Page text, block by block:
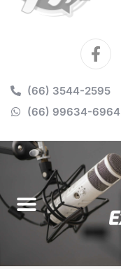
(66) 3544-2595
(66) 99634-6964